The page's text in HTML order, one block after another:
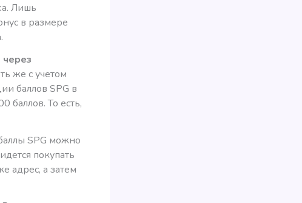
Лишь
в размере
же с учетом
баллов SPG в
баллов. То есть,
SPG можно
покупать
адрес, а затем